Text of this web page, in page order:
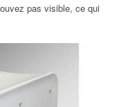
pas visible, ce qui